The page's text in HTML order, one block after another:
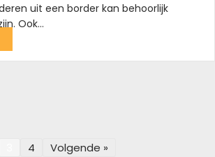
uit een border kan behoorlijk
Ook…
4 Volgende »